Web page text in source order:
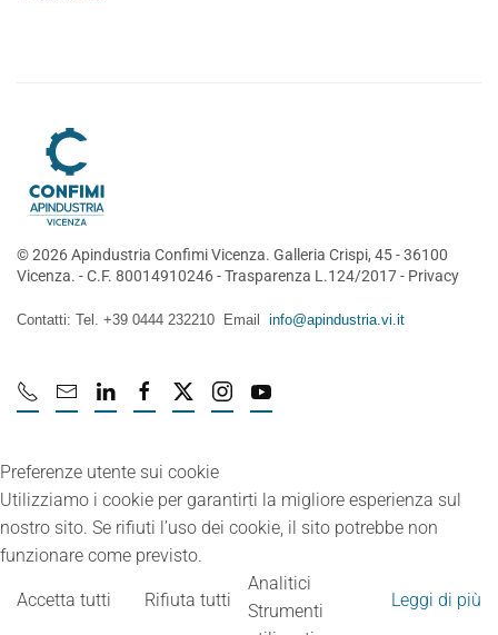
©2026Apindustria Confimi Vicenza. Galleria Crispi, 45 - 36100
Vicenza. - C.F. 80014910246 -Trasparenza L.124/2017- Privacy
Contatti: Tel. +39 0444 232210 Email info@apindustria.vi.it
Preferenze utente sui cookie
Utilizziamo i cookie per garantirti la migliore esperienza sul
nostro sito. Se rifiuti l’uso dei cookie, il sito potrebbe non
funzionare come previsto.
Accetta tutti Rifiuta tutti Leggi di più
Analitici
Strumenti